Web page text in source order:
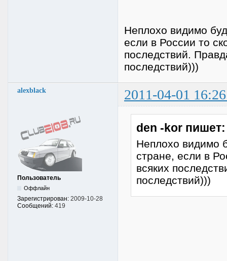
Неплохо видимо
если в России то
последствий.
последствий)))
alexblack 2011-04-01
Пользователь
Оффлайн
Зарегистрирован: 2009-10-28
Сообщений: 419
den -kor пишет:
Неплохо видимо
стране, если в
всяких
последствий)))